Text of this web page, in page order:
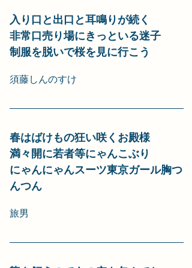
入り口と出口と耳鳴りが続く
非常口売り場にきっといる迷子
制服を脱いで桜を見に行こう
須藤しんのすけ
春はばけもの狂い咲くお殿様
満々開に若者等にゃんこぶり
にゃんにゃんスーツ東京ガール胸つ
んつん
旅男